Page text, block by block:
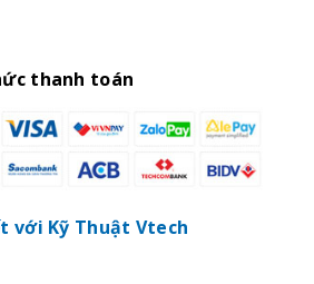
thanh toán
với Kỹ Thuật Vtech